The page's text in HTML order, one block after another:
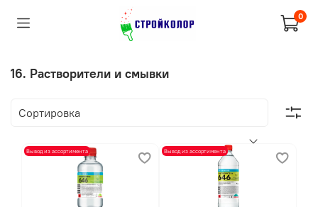
0
16. Растворители и смывки
Вывод из ассортимента Вывод из ассортимента